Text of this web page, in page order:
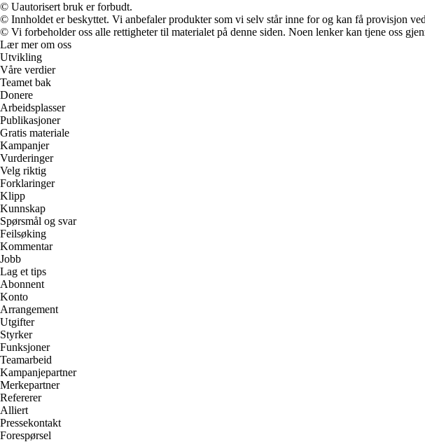
© Uautorisert bruk er forbudt.
© Innholdet er beskyttet. Vi anbefaler produkter som vi selv står inne for og kan få provisjon
© Vi forbeholder oss alle rettigheter til materialet på denne siden. Noen lenker kan tjene oss
Lær mer om oss
Utvikling
Våre verdier
Teamet bak
Donere
Arbeidsplasser
Publikasjoner
Gratis materiale
Kampanjer
Vurderinger
Velg riktig
Forklaringer
Klipp
Kunnskap
Spørsmål og svar
Feilsøking
Kommentar
Jobb
Lag et tips
Abonnent
Konto
Arrangement
Utgifter
Styrker
Funksjoner
Teamarbeid
Kampanjepartner
Merkepartner
Refererer
Alliert
Pressekontakt
Forespørsel